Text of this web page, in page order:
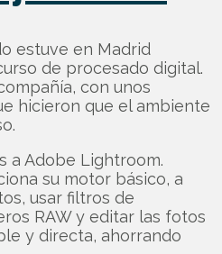
estuve en Madrid
de procesado digital.
con unos
hicieron que el ambiente
a Adobe Lightroom.
su motor básico, a
usar filtros de
RAW y editar las fotos
y directa, ahorrando